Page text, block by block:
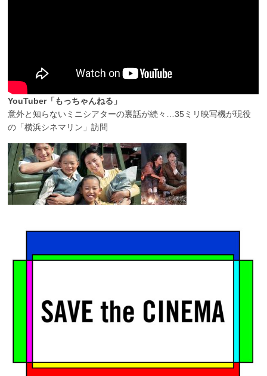
YouTuber「もっちゃんねる」
意外と知らないミニシアターの裏話が続々…35ミリ映写機が現役
の「横浜シネマリン」訪問